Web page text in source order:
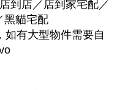
到店／店到家宅配／
黑貓宅配
如有大型物件需要自